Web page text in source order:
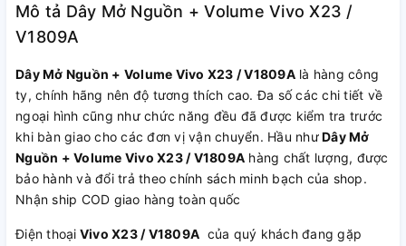
Mô tả Dây Mở Nguồn + Volume Vivo X23 /
V1809A
Dây Mở Nguồn + Volume Vivo X23 / V1809Alà hàng công
ty, chính hãng nên độ tương thích cao. Đa số các chi tiết về
ngoại hình cũng như chức năng đều đã được kiểm tra trước
khi bàn giao cho các đơn vị vận chuyển. Hầu nhưDây Mở
Nguồn + Volume Vivo X23 / V1809A hàng chất lượng, được
bảo hành và đổi trả theo chính sách minh bạch của shop.
Nhận ship COD giao hàng toàn quốc
Điện thoại Vivo X23 / V1809A của quý khách đang gặp